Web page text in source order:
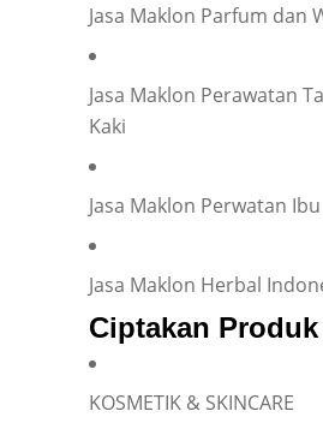
Jasa Maklon Parfum dan
Jasa Maklon Perawatan
Kaki
Jasa Maklon Perwatan
Jasa Maklon Herbal
Ciptakan Produk
KOSMETIK & SKINCARE
Yes
No